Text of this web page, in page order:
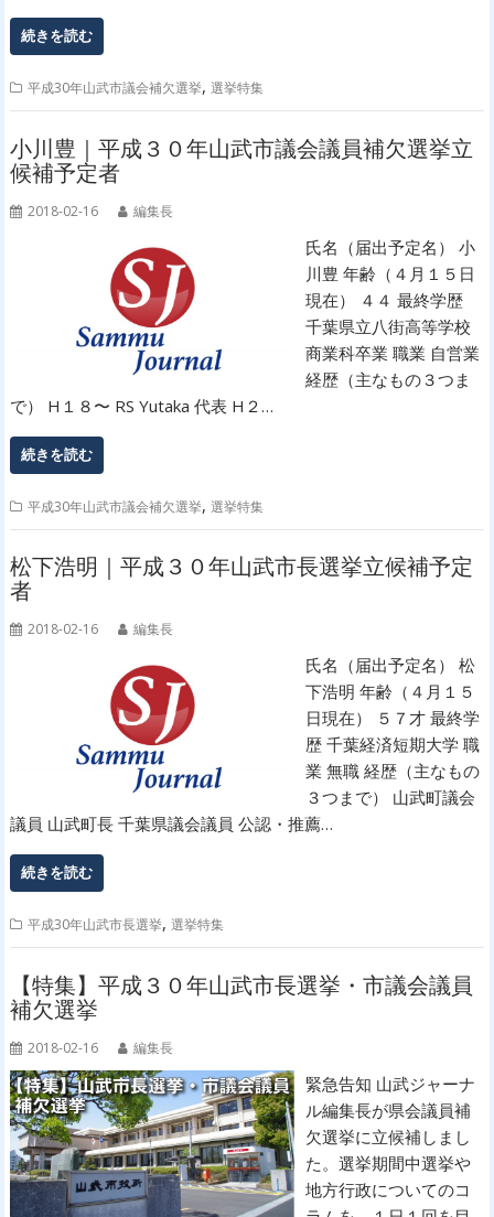
続きを読む
平成30年山武市議会補欠選挙,選挙特集
小川豊｜平成３０年山武市議会議員補欠選挙立
候補予定者
2018-02-16 編集長
氏名（届出予定名） 小
川豊 年齢（４月１５日
現在） ４４ 最終学歴
千葉県立八街高等学校
商業科卒業 職業 自営業
経歴（主なもの３つま
で） H１８〜 RS Yutaka 代表 H２…
続きを読む
平成30年山武市議会補欠選挙,選挙特集
松下浩明｜平成３０年山武市長選挙立候補予定
者
2018-02-16 編集長
氏名（届出予定名） 松
下浩明 年齢（４月１５
日現在） ５７才 最終学
歴 千葉経済短期大学 職
業 無職 経歴（主なもの
３つまで） 山武町議会
議員 山武町長 千葉県議会議員 公認・推薦…
続きを読む
平成30年山武市長選挙,選挙特集
【特集】平成３０年山武市長選挙・市議会議員
補欠選挙
2018-02-16 編集長
緊急告知 山武ジャーナ
ル編集長が県会議員補
欠選挙に立候補しまし
た。選挙期間中選挙や
地方行政についてのコ